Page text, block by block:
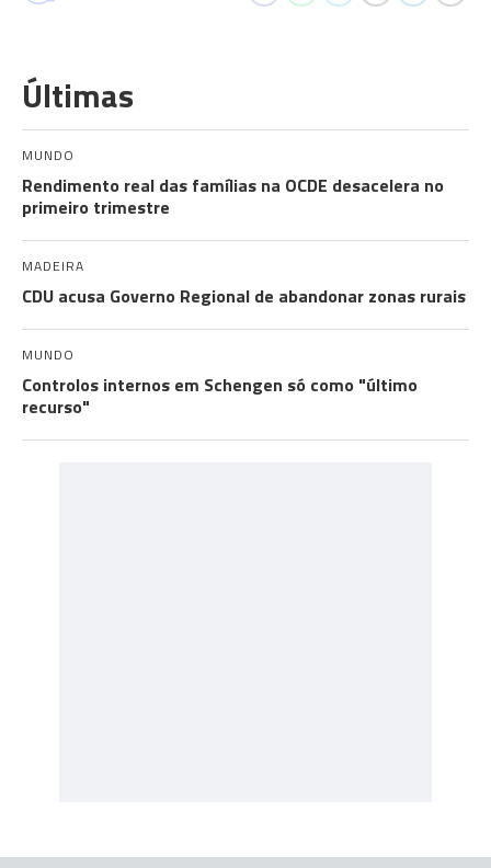
Últimas
MUNDO
Rendimento real das famílias na OCDE desacelera no
primeiro trimestre
MADEIRA
CDU acusa Governo Regional de abandonar zonas rurais
MUNDO
Controlos internos em Schengen só como "último
recurso"